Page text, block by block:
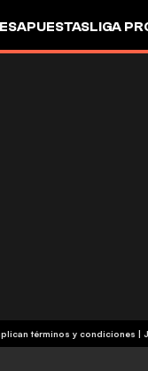
APUESTASLIGA
comercial | Se aplican términos y